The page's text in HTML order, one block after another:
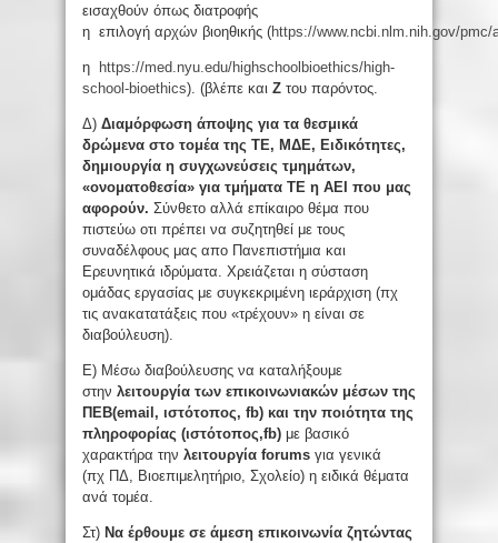
εισαχθούν όπως διατροφής
η επιλογή αρχών βιοηθικής (https://www.ncbi.nlm.nih.gov/
η
https://med.nyu.edu/highschoolbioethics/high-
school-bioethics). (βλέπε και Ζ του παρόντος.
Δ) Διαμόρφωση άποψης για τα θεσμικά
δρώμενα στο τομέα της ΤΕ, ΜΔΕ, Ειδικότητες,
δημιουργία η συγχωνεύσεις τμημάτων,
«ονοματοθεσία» για τμήματα ΤΕ η ΑΕΙ που μας
αφορούν. Σύνθετο αλλά επίκαιρο θέμα που
πιστεύω οτι πρέπει να συζητηθεί με τους
συναδέλφους μας απο Πανεπιστήμια και
Ερευνητικά ιδρύματα. Χρειάζεται η σύσταση
ομάδας εργασίας με συγκεκριμένη ιεράρχιση (πχ
τις ανακατατάξεις που «τρέχουν» η είναι σε
διαβούλευση).
Ε) Μέσω διαβούλευσης να καταλήξουμε
στην λειτουργία των επικοινωνιακών μέσων της
ΠΕΒ(email , ιστότοπος, fb) και την ποιότητα της
πληροφορίας (ιστότοπος,fb) με βασικό
χαρακτήρα την λειτουργία forums για γενικά
(πχ ΠΔ, Βιοεπιμελητήριο, Σχολείο) η ειδικά θέματα
ανά τομέα.
Στ) Να έρθουμε σε άμεση επικοινωνία ζητώντας